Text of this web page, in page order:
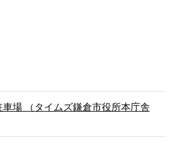
場 （タイムズ鎌倉市役所本庁舎